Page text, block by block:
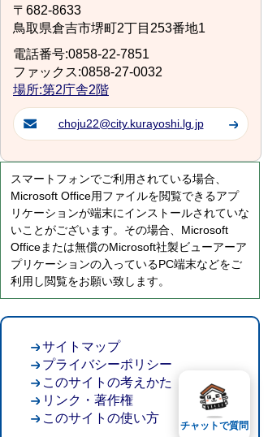
〒682-8633
鳥取県倉吉市堺町2丁目253番地1
電話番号:0858-22-7851
ファックス:0858-27-0032
場所:第2庁舎2階
choju22@city.kurayoshi.lg.jp
スマートフォンでご利用されている場合、
Microsoft Office用ファイルを閲覧できるアプ
リケーションが端末にインストールされていな
いことがございます。その場合、Microsoft
Officeまたは無償のMicrosoft社製ビューアーア
プリケーションの入っているPC端末などをご
利用し閲覧をお願い致します。
サイトマップ
プライバシーポリシー
このサイトの考えかた
リンク・著作権
このサイトの使い方
チャットで質問